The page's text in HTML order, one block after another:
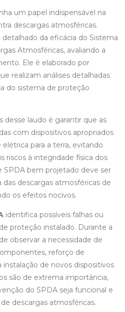
um papel indispensável na
descargas atmosféricas.
da eficácia do Sistema
Atmosféricas, avaliando a
Ele é elaborado por
realizam análises detalhadas
do sistema de proteção
desse laudo é garantir que as
com dispositivos apropriados
para a terra, evitando
riscos à integridade física dos
SPDA bem projetado deve ser
das descargas atmosféricas de
os efeitos nocivos.
identifica possíveis falhas ou
proteção instalado. Durante a
observar a necessidade de
reforço de
de novos dispositivos
são de extrema importância,
do SPDA seja funcional e
descargas atmosféricas.